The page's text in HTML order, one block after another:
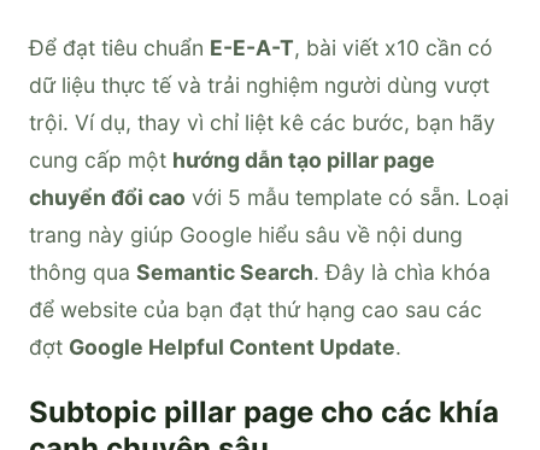
Để đạt tiêu chuẩn E-E-A-T, bài viết x10 cần có
dữ liệu thực tế và trải nghiệm người dùng vượt
trội. Ví dụ, thay vì chỉ liệt kê các bước, bạn hãy
cung cấp một hướng dẫn tạo pillar page
chuyển đổi cao với 5 mẫu template có sẵn. Loại
trang này giúp Google hiểu sâu về nội dung
thông qua Semantic Search. Đây là chìa khóa
để website của bạn đạt thứ hạng cao sau các
đợt Google Helpful Content Update.
Subtopic pillar page cho các khía